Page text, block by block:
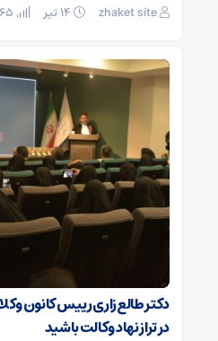
zhaket site
دکتر طالع‌زاری رییس کانون
در تراز نهاد وکالت باشید